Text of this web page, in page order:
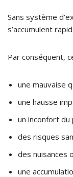
Sans système
s’accumulent
Par conséquent,
une mauvaise
une hausse
un inconfort du
des risques
des nuisances
une